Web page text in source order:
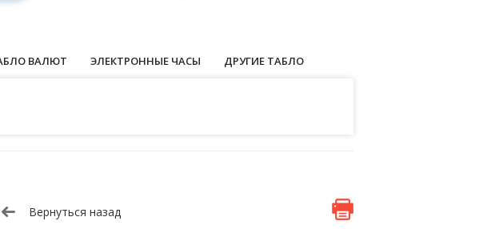
ВАЛЮТ ЭЛЕКТРОННЫЕ ЧАСЫ ДРУГИЕ ТАБЛО
Вернуться назад